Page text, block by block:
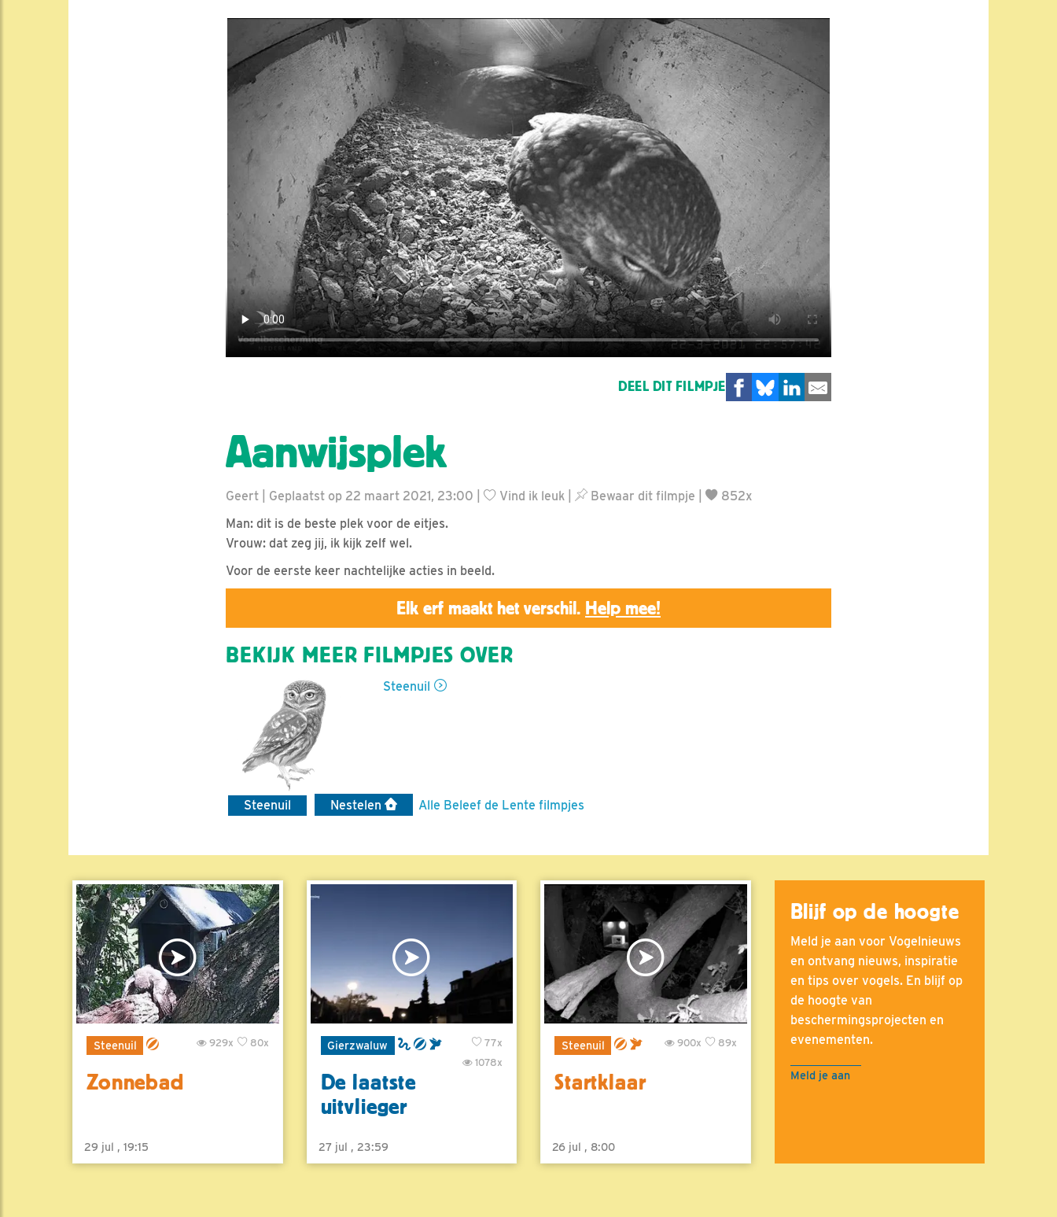
DEEL DIT FILMPJE
Aanwijsplek
Geert | Geplaatst op 22 maart 2021, 23:00 | Vind ik leuk Bewaar dit filmpje
852x
Man: dit is de beste plek voor de eitjes.
Vrouw: dat zeg jij, ik kijk zelf wel.
Voor de eerste keer nachtelijke acties in beeld.
Elk erf maakt het verschil. Help mee!
BEKIJK MEER FILMPJES OVER
Steenuil
Steenuil Nestelen Alle Beleef de Lente filmpjes
Steenuil 80x
929x
Zonnebad
29 jul , 19:15
Gierzwaluw
77x
1078x
De laatste
uitvlieger
27 jul , 23:59
Steenuil 89x
900x
Startklaar
26 jul , 8:00
Blijf op de hoogte
Meld je aan voor Vogelnieuws
en ontvang nieuws, inspiratie
en tips over vogels. En blijf op
de hoogte van
beschermingsprojecten en
evenementen.
Meld je aan